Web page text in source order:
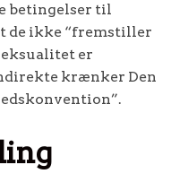
betingelser til
de ikke “fremstiller
er
krænker Den